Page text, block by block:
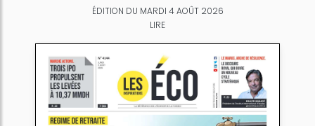
ÉDITION DU MARDI 4 AOÛT 2026
LIRE